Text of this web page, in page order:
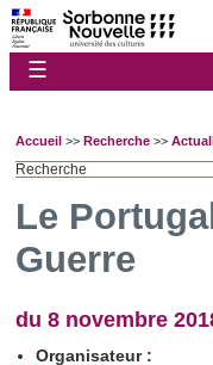
☰
Accueil >> Recherche >>
Recherche
Le
Guerre
du 8 novembre
Organisateur :